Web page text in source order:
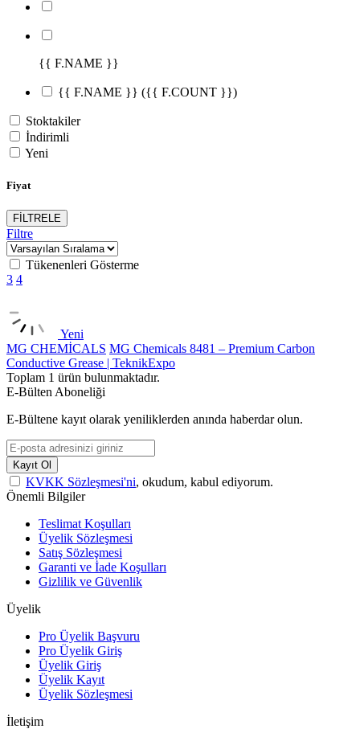
{{ F.NAME }}
{{ F.NAME }} ({{ F.COUNT }})
Stoktakiler
İndirimli
Yeni
Fiyat
FİLTRELE
Filtre
Tükenenleri Gösterme
3 4
Yeni
MG CHEMİCALS MG Chemicals 8481 – Premium Carbon
Conductive Grease | TeknikExpo
Toplam 1 ürün bulunmaktadır.
E-Bülten Aboneliği
E-Bültene kayıt olarak yeniliklerden anında haberdar olun.
Kayıt Ol
KVKK Sözleşmesi'ni, okudum, kabul ediyorum.
Önemli Bilgiler
Teslimat Koşulları
Üyelik Sözleşmesi
Satış Sözleşmesi
Garanti ve İade Koşulları
Gizlilik ve Güvenlik
Üyelik
Pro Üyelik Başvuru
Pro Üyelik Giriş
Üyelik Giriş
Üyelik Kayıt
Üyelik Sözleşmesi
İletişim